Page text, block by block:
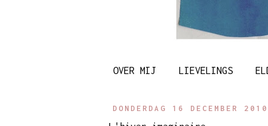
OVER MIJ LIEVELINGS
DONDERDAG 16 DECEMBER 2010